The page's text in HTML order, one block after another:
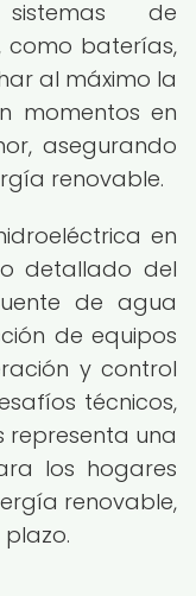
de
como baterías,
al máximo la
momentos en
asegurando
renovable.
en
detallado del
de agua
de equipos
y control
técnicos,
representa una
los hogares
renovable,